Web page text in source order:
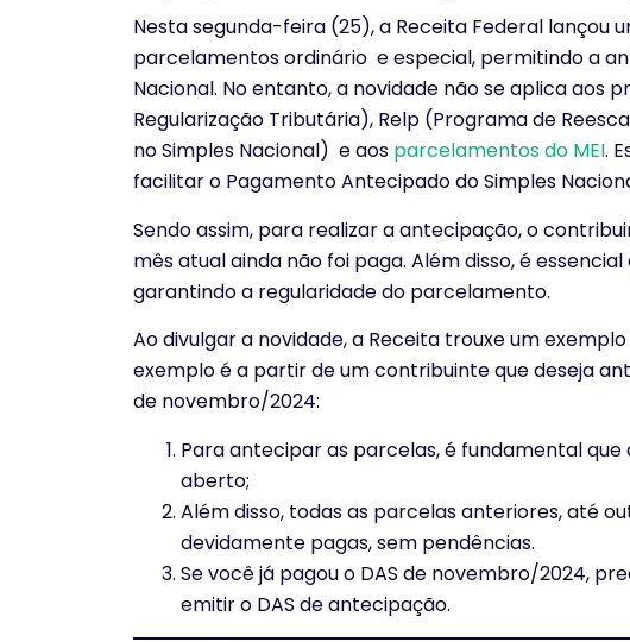
Nesta segunda-feira (25), a Receita Federal lançou
parcelamentos ordinário e especial, permitindo a
Nacional. No entanto, a novidade não se aplica aos
Regularização Tributária), Relp (Programa de
no Simples Nacional) e aos parcelamentos do MEI.
facilitar o Pagamento Antecipado do Simples
Sendo assim, para realizar a antecipação, o
mês atual ainda não foi paga. Além disso, é
garantindo a regularidade do parcelamento.
Ao divulgar a novidade, a Receita trouxe um
exemplo é a partir de um contribuinte que deseja
de novembro/2024:
Para antecipar as parcelas, é fundamental
aberto;
Além disso, todas as parcelas anteriores, até
devidamente pagas, sem pendências.
Se você já pagou o DAS de novembro/2024,
emitir o DAS de antecipação.